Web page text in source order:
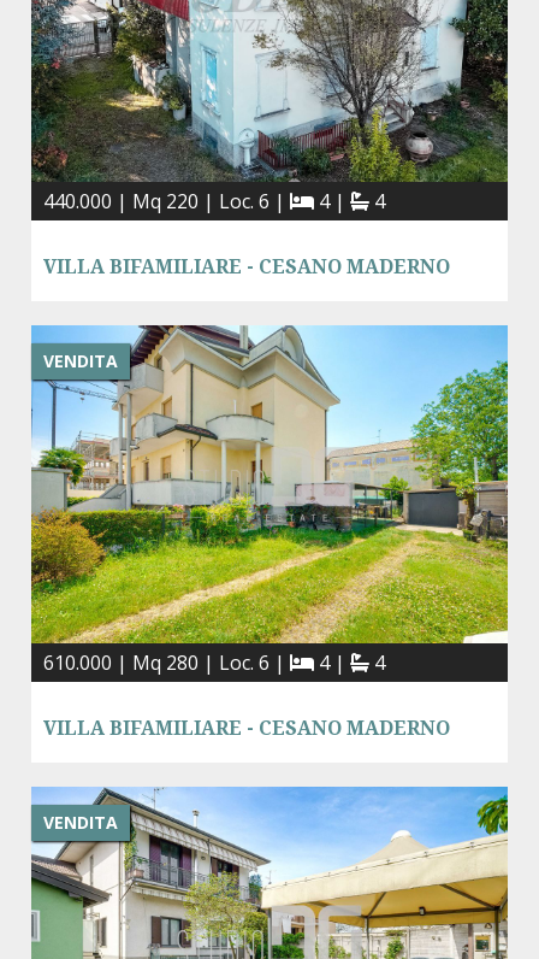
440.000 | Mq 220 | Loc. 6 | 4 | 4
VILLA BIFAMILIARE - CESANO MADERNO
VENDITA
610.000 | Mq 280 | Loc. 6 | 4 | 4
VILLA BIFAMILIARE - CESANO MADERNO
VENDITA